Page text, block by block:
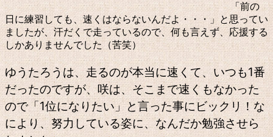
「前の
日に練習しても、速くはならないんだよ・・・」と思ってい
ましたが、汗だくで走っているので、何も言えず、応援する
しかありませんでした（苦笑）
ゆうたろうは、走るのが本当に速くて、いつも1番
だったのですが、咲は、そこまで速くもなかった
ので「1位になりたい」と言った事にビックリ！な
により、努力している姿に、なんだか勉強させら